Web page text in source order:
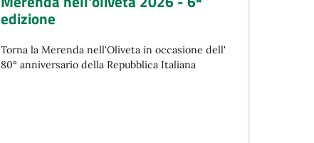
edizione
Torna la Merenda nell'Oliveta in occasione dell'
80° anniversario della Repubblica Italiana